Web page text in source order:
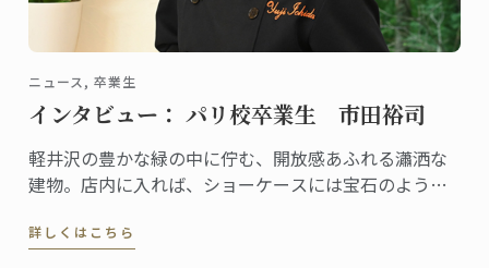
ニュース, 卒業生
インタビュー： パリ校卒業生 市田裕司
軽井沢の豊かな緑の中に佇む、開放感あふれる瀟洒な
建物。店内に入れば、ショーケースには宝石のように
誘います。
詳しくはこちら